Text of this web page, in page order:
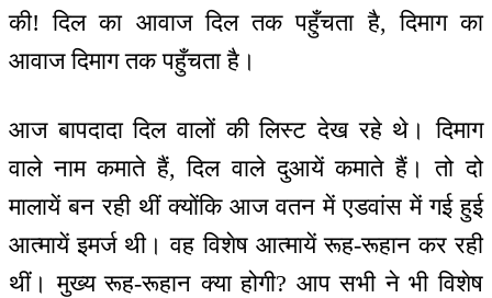
की! दिल का आवाज दिल तक पहुँचता है, दिमाग का
आवाज दिमाग तक पहुँचता है।
आज बापदादा दिल वालों की लिस्ट देख रहे थे। दिमाग
वाले नाम कमाते हैं, दिल वाले दुआयें कमाते हैं। तो दो
मालायें बन रही थीं क्योंकि आज वतन में एडवांस में गई हुई
आत्मायें इमर्ज थी। वह विशेष आत्मायें रूह-रूहान कर रही
थीं। मुख्य रूह-रूहान क्या होगी? आप सभी ने भी विशेष